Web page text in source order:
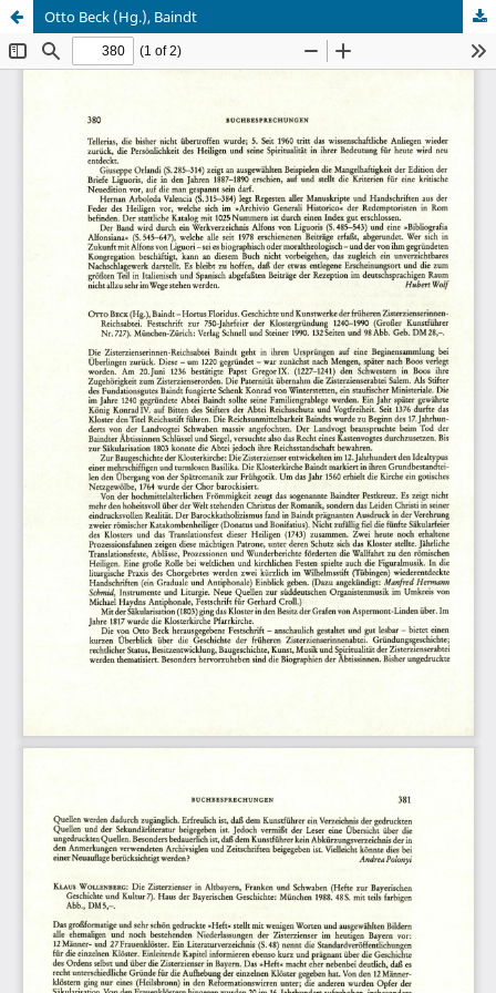
Otto Beck (Hg.), Baindt